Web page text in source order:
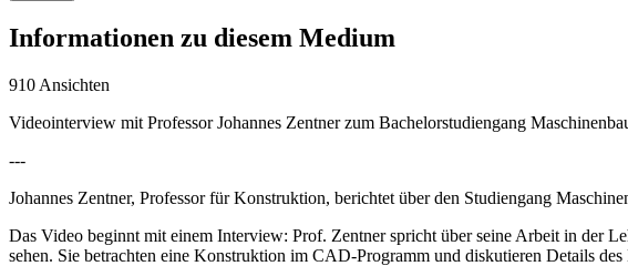
Informationen zu diesem Medium
910 Ansichten
Videointerview mit Professor Johannes Zentner zum Bachelorstudiengang
---
Johannes Zentner, Professor für Konstruktion, berichtet über den Studiengang
Das Video beginnt mit einem Interview: Prof. Zentner spricht über seine Arbeit in der
sehen. Sie betrachten eine Konstruktion im CAD-Programm und diskutieren Details